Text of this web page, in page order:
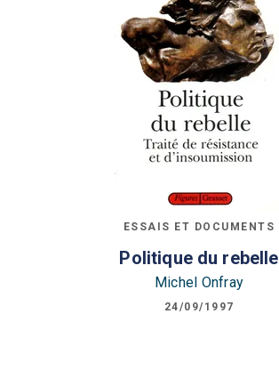
ESSAIS ET DOCUMENTS
Politique du rebelle
Michel Onfray
24/09/1997